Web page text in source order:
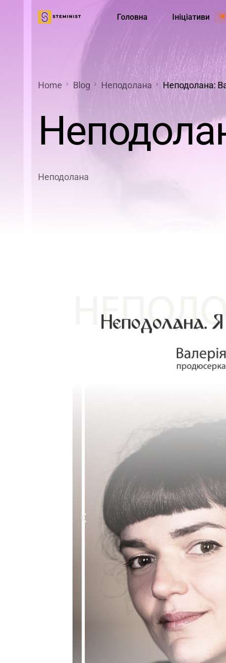
Головна Ініціативи 💜
Менторська програма
Home Blog Неподолана Неподолана:
Неподолана